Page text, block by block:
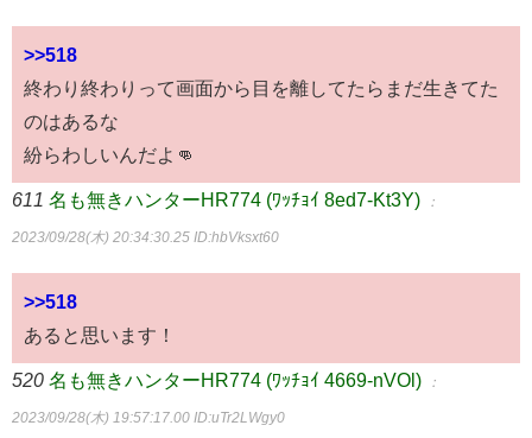
>>518
終わり終わりって画面から目を離してたらまだ生きてた
のはあるな
紛らわしいんだよ👊
611 名も無きハンターHR774 (ﾜｯﾁｮｲ 8ed7-Kt3Y) ：
2023/09/28(木) 20:34:30.25 ID:hbVksxt60
>>518
あると思います！
520 名も無きハンターHR774 (ﾜｯﾁｮｲ 4669-nVOl) ：
2023/09/28(木) 19:57:17.00 ID:uTr2LWgy0